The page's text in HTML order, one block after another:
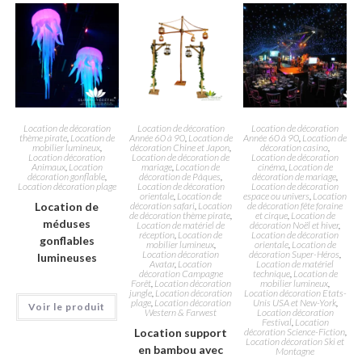
Location de décoration
thème pirate, Location de
mobilier lumineux,
Location décoration
Animaux, Location
décoration gonflable,
Location décoration plage
Location de
méduses
gonflables
lumineuses
Voir le produit
Location de décoration
Année 60 à 90, Location de
décoration Chine et Japon
Location de décoration de
mariage Location de
décoration de Pâques
Location de décoration
orientale Location de
décoration safari, Location
de décoration thème pirate
Location de matériel de
réception Location de
mobilier lumineux,
Location décoration
Avatar, Location
décoration Campagne
Forêt, Location décoration
jungle Location décoration
plage, Location décoration
Western & Farwest
Location support
en bambou avec
Location de décoration
Année 60 à 90 Location de
décoration casino
Location de décoration
cinéma Location de
décoration de mariage
Location de décoration
espace ou univers Location
de décoration fête foraine
et cirque, Location de
décoration Noël et hiver,
Location de décoration
orientale, Location de
décoration Super-Héros
Location de matériel
technique, Location de
mobilier lumineux
Location décoration Etats-
Unis USA et New-York,
Location décoration
Festival, Location
décoration Science-Fiction,
Location décoration Ski et
Montagne